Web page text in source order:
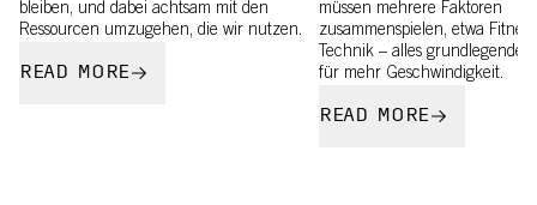
bleiben, und dabei achtsam mit den
Ressourcen umzugehen, die wir nutzen.
READ MORE
müssen mehrere Faktoren
zusammenspielen, etwa
Technik – alles grundlegende
für mehr Geschwindigkeit.
READ MORE